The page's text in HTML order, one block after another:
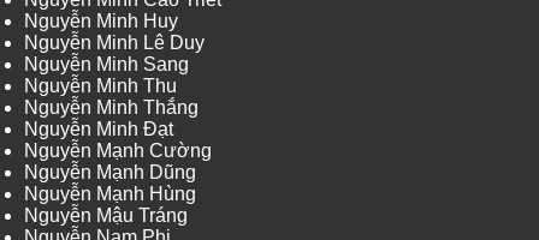
Nguyễn Minh Huy
Nguyễn Minh Lê Duy
Nguyễn Minh Sang
Nguyễn Minh Thu
Nguyễn Minh Thắng
Nguyễn Minh Đạt
Nguyễn Mạnh Cường
Nguyễn Mạnh Dũng
Nguyễn Mạnh Hùng
Nguyễn Mậu Tráng